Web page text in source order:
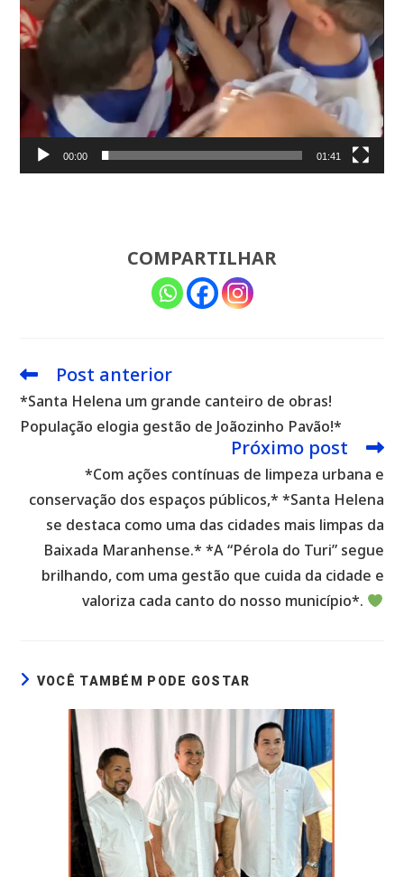
00:00 01:41
COMPARTILHAR
Leia
artigos
Post anterior
*Santa Helena um grande canteiro de obras!
População elogia gestão de Joãozinho Pavão!*
Próximo post
*Com ações contínuas de limpeza urbana e
conservação dos espaços públicos,* *Santa Helena
se destaca como uma das cidades mais limpas da
Baixada Maranhense.* *A “Pérola do Turi” segue
brilhando, com uma gestão que cuida da cidade e
valoriza cada canto do nosso município*.
VOCÊ TAMBÉM PODE GOSTAR